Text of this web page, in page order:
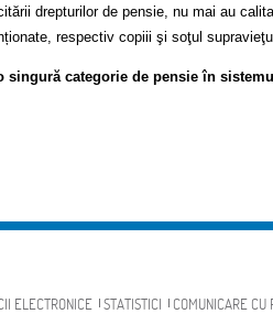
drepturilor de pensie, nu mai au
respectiv copiii şi soţul
singură categorie de pensie în
ELECTRONICE STATISTICI COMUNICARE CU